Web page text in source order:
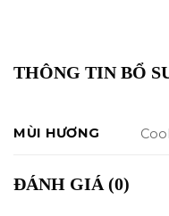
THÔNG TIN BỔ
MÙI HƯƠNG
ĐÁNH GIÁ (0)